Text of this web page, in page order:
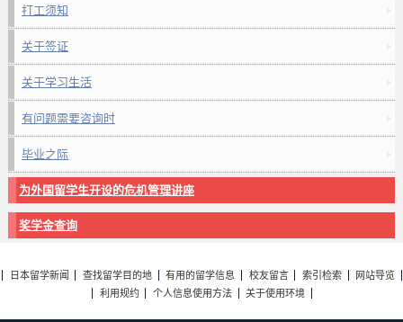
打工须知
关于签证
关于学习生活
有问题需要咨询时
毕业之际
为外国留学生开设的危机管理讲座
奖学金查询
日本留学新闻 查找留学目的地 有用的留学信息 校友留言 索引检索
网站导览
利用规约
个人信息使用方法 关于使用环境